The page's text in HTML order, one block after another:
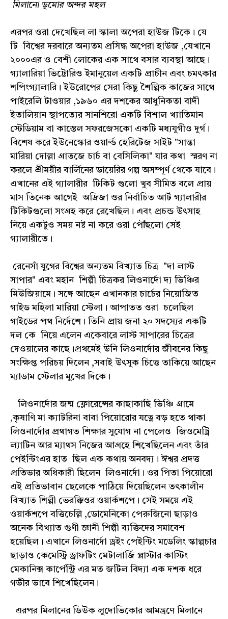
মিলানো ডুমোর অন্দর মহল
এরপর ওরা দেখেছিল লা স্কালা অপেরা হাউজ টিকে। যে
টি বিশ্বের দরবারে অন্যতম প্রসিদ্ধ অপেরা হাউজ ,যেখানে
২০০০এর ও বেশী লোকের এক সাথে বসার ব্যবস্থা আছে।
গ্যালারিয়া ভিট্টোরিও ইমানুয়েল একটি প্রাচীন এবং চমৎকার
শপিংগ্যালারি। ইউরোপের সেরা কিছু শৈল্পিক কাজের সাথে
পাইরেলি টাওয়ার ,১৯৬০ এর দশকের আধুনিকতা বাদী
ইতালিয়ান স্থাপত্যের সানশিরো একটি বিশাল খ্যাতিমান
স্টেডিয়াম বা কাস্তেল সফরজেসকো একটি মধ্যযুগীও দুর্গ।
বিশেষ করে ইউনেস্কোর ওয়ার্ল্ড হেরিটেজ সাইট "সান্তা
মারিয়া দোল্লা গ্রাতজে চার্চ বা বেসিলিকা" যার কথা স্মরণ না
করলে শ্রীময়ীর বার্লিনের ডায়েরির গল্প অসম্পূর্ণ থেকে যাবে।
এখানের এই গ্যালারীর টিকিট গুলো খুব সীমিত বলে প্রায়
মাস তিনেক আগেই অদ্রিজা ওর নির্বাচিত আর্ট গ্যালারীর
টিকিটগুলো সংগ্রহ করে রেখেছিল। এবং প্রচন্ড উৎসাহ
নিয়ে একটুও সময় নষ্ট না করে ওরা পৌঁছলো সেই
গ্যালারীতে।
রেনেসাঁ যুগের বিশ্বের অন্যতম বিখ্যাত চিত্র "দা লাস্ট
সাপার" এবং মহান শিল্পী চিত্রকর লিওনার্দো দ্য ভিঞ্চির
মিউজিয়ামে। সঙ্গে আছেন এখানকার চার্চের নিয়োজিত
গাইড মহিলা মারিয়া স্টেলা। আপাতত ওরা চলেছিল
গাইডের পথ নির্দেশে। তিনি প্রায় জনা ২০ সদস্যের একটি
দল কে নিয়ে এলেন একেবারে লাস্ট সাপারের চিত্রের
দেওয়ালের কাছে।প্রথমেই উনি লিওনার্দোর জীবনের কিছু
সংক্ষিপ্ত পরিচয় দিলেন ,সবাই উৎসুক চিত্তে তাকিয়ে আছেন
ম্যাডাম স্টেলার মুখের দিকে।
লিওনার্দোর জন্ম ফ্লোরেন্সের কাছাকাছি ভিঞ্চি গ্রামে
,কৃষাণি মা ক্যাটরিনা বাবা পিয়োরোর যত্নে বড় হতে থাকা
লিওনার্দোর প্রথাগত শিক্ষার সুযোগ না পেলেও জিওমেট্রি
ল্যাটিন আর ম্যাথস নিজের আগ্রহে শিখেছিলেন এবং তাঁর
পেইন্টিংএর হাত ছিল এক কথায় অনবদ্য। ঈশ্বর প্রদত্ত
প্রতিভার অধিকারী ছিলেন লিওনার্দো। ওর পিতা পিয়োরো
এই প্রতিভাবান ছেলেকে পাঠিয়ে দিয়েছিলেন তৎকালীন
বিখ্যাত শিল্পী ভেরক্কিওর ওয়ার্কশপে। সেই সময়ে এই
ওয়ার্কশপে বত্তিচেল্লি ,ডোমেনিকো পেরুজিনো ছাড়াও
অনেক বিখ্যাত গুণী জ্ঞানী শিল্পী ব্যক্তিদের সমাবেশ
হয়েছিল। এখানে লিওনার্দো ড্রইং পেইন্টিং মডেলিং স্কাল্পচার
ছাড়াও কেমেস্ট্রি ড্রাফটিং মেটালার্জি প্লাস্টার কাস্টিং
মেকানিক্স কার্পেন্ট্রি এর মত জটিল বিদ্যা এক দশক ধরে
গভীর ভাবে শিখেছিলেন।
এরপর মিলানের ডিউক লুদোভিকোর আমন্ত্রণে মিলানে